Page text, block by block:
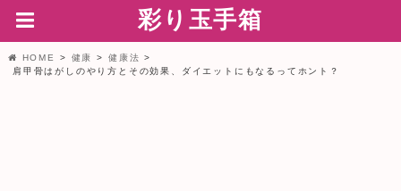
彩り玉手箱
HOME 健康
健康法
肩甲骨はがしのやり方とその効果、ダイエットにもなるってホント？